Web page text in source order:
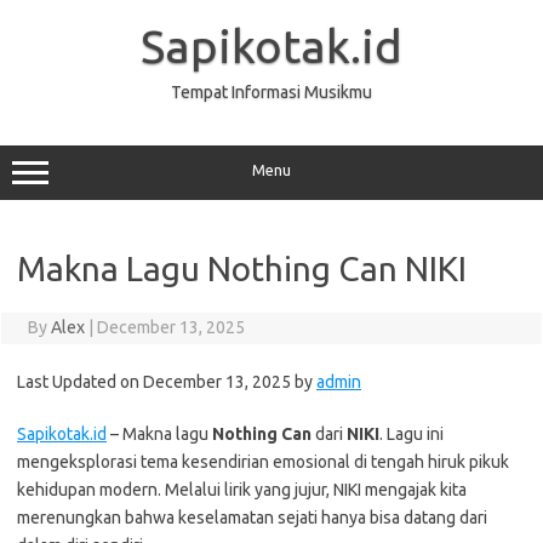
Sapikotak.id
Tempat Informasi Musikmu
Menu
Makna Lagu Nothing Can NIKI
ByAlex December 13, 2025
Last Updated on December 13, 2025 byadmin
Sapikotak.id – Makna lagu Nothing Candari NIKI. Lagu ini
mengeksplorasi tema kesendirian emosional di tengah hiruk pikuk
kehidupan modern. Melalui lirik yang jujur, NIKI mengajak kita
merenungkan bahwa keselamatan sejati hanya bisa datang dari